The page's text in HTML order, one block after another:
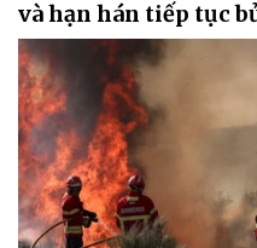
và hạn hán tiếp tục